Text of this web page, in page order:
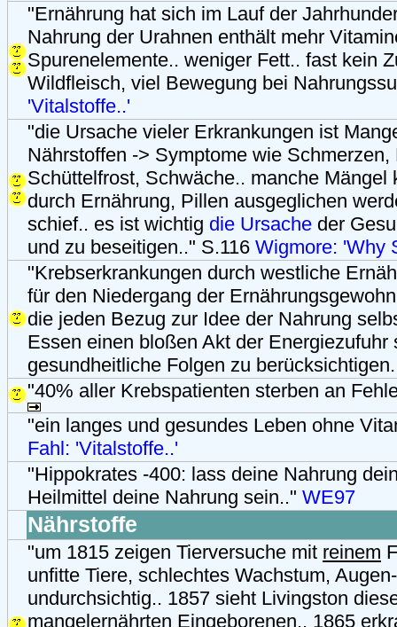
"Ernährung hat sich im Lauf der
Nahrung der Urahnen enthält mehr
Spurenelemente.. weniger Fett.. fast kein
Wildfleisch, viel Bewegung bei
'Vitalstoffe..'
"die Ursache vieler Erkrankungen ist
Nährstoffen -> Symptome wie
Schüttelfrost, Schwäche.. manche Mängel
durch Ernährung, Pillen ausgeglichen
schief.. es ist wichtig die Ursache der
und zu beseitigen.." S.116 Wigmore: 'Why
"Krebserkrankungen durch westliche
für den Niedergang der
die jeden Bezug zur Idee der Nahrung
Essen einen bloßen Akt der Energiezufuhr
gesundheitliche Folgen zu
"40% aller Krebspatienten sterben an
"ein langes und gesundes Leben ohne
Fahl: 'Vitalstoffe..'
"Hippokrates -400: lass deine Nahrung
Heilmittel deine Nahrung sein.." WE97
Nährstoffe
"um 1815 zeigen Tierversuche mit reinem
unfitte Tiere, schlechtes Wachstum,
undurchsichtig.. 1857 sieht Livingston
mangelernährten Eingeborenen.. 1865